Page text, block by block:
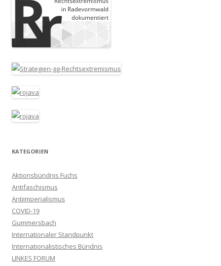
KATEGORIEN
Aktionsbündnis Fuchs
Antifaschismus
Antiimperialismus
COVID-19
Gummersbach
Internationaler Standpunkt
Internationalistisches Bündnis
LINKES FORUM